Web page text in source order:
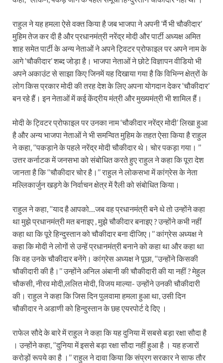
राहुल ने यह हमला ऐसे वक्त किया है जब भाजपा ने अपनी ‘मैं भी चौकीदार’
मुहिम तेज कर दी है और प्रधानमंत्री नरेंद्र मोदी और पार्टी अध्यक्ष अमित
शाह समेत पार्टी के अन्य नेताओं ने अपने ट्विटर प्रोफाइल पर अपने नाम के
आगे ‘चौकीदार’ शब्द जोड़ा है। भाजपा नेताओं ने छोटे विज्ञापन वीडियो भी
अपने अकाउंट से साझा किए जिनमें यह दिखाया गया है कि विभिन्न क्षेत्रों के
लोग किस प्रकार मोदी की तरह देश के लिए अपना योगदान देकर ‘चौकीदार’
बन रहे हैं। इन नेताओं में कई केंद्रीय मंत्री और मुख्यमंत्री भी शामिल हैं।
मोदी के ट्विटर प्रोफाइल पर उनका नाम ‘चौकीदार नरेंद्र मोदी’ लिखा हुआ
है और अन्य भाजपा नेताओं ने भी समन्वित मुहिम के तहत ऐसा किया है राहुल
ने कहा, ‘‘पकड़ाने के पहले नरेंद्र मोदी चौकीदार थे। चोर पकड़ा गया। ’’
उत्तर कर्नाटक में जनसभा को संबोधित करते हुए राहुल ने कहा कि पूरा देश
जानता है कि ‘‘चौकीदार चोर है।’’ राहुल ने लोकसभा में कांग्रेस के नेता
मल्लिकार्जुन खड़गे के निर्वाचन क्षेत्र में रैली को संबोधित किया।
राहुल ने कहा, ‘‘याद है आपको…जब वह प्रधानमंत्री बने थे तो उन्होंने कहा
था मुझे प्रधानमंत्री मत बनाइए , मुझे चौकीदार बनाइए ? उन्होंने कभी नहीं
कहा था कि पूरे हिन्दुस्तान को चौकीदार बना दीजिए।’’ कांग्रेस अध्यक्ष ने
कहा कि मोदी ने लोगों से उन्हें प्रधानमंत्री बनाने को कहा था और कहा था
कि वह उनके चौकीदार बनेंगे। कांग्रेस अध्यक्ष ने पूछा, ‘‘उन्होंने किसकी
चौकीदारी की है।’’ उन्होंने अनिल अंबानी की चौकीदारी की या नहीं ? मेहुल
चौकसी, नीरव मोदी,ललित मोदी, विजय माल्या- उन्होंने उनकी चौकीदारी
की। राहुल ने कहा कि जिस दिन पुलवामा हमला हुआ था, उसी दिन
चौकीदार ने अडाणी को हिन्दुस्तान के छह एयरपोर्ट दे दिए ।
राफेल सौदे के बारे में राहुल ने कहा कि यह दुनिया में सबसे बड़ा रक्षा सौदा है
। उन्होंने कहा, ‘‘दुनिया में इससे बड़ा रक्षा सौदा नहीं हुआ है । यह हजारों
करोड़ों रूपये का है ।’’ राहुल ने दावा किया कि संप्रग सरकार ने साफ तौर